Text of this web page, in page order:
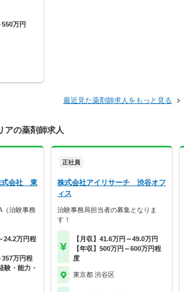
550万円
最近見た薬剤師求人をもっと見る
アの薬剤師求人
式会社 東
（治験事務
24.2万円程
357万円程
・能力・
正社員
株式会社アイリサーチ 渋谷オフ
ィス
治験事務局担当者の募集となりま
す！
【月収】41.6万円～49.0万円
【年収】500万円～600万円程
度
東京都 渋谷区